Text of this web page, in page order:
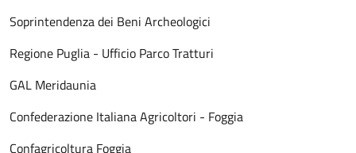
Soprintendenza dei Beni Archeologici
Regione Puglia - Ufficio Parco Tratturi
GAL Meridaunia
Confederazione Italiana Agricoltori - Foggia
Confagricoltura Foggia